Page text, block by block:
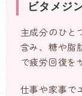
ビタメジ
主成分のひと
含み、糖や脂
で疲労回復を
仕事や家事で